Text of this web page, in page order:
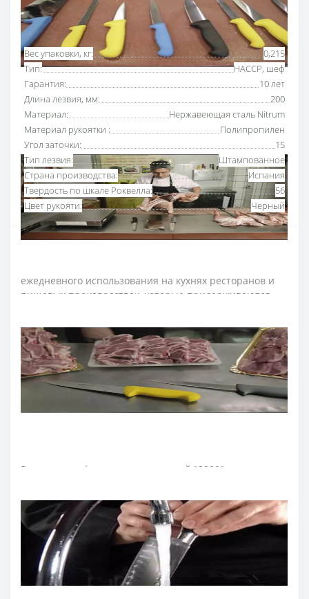
Основные характеристики Все характеристики
Вес упаковки, кг:
0,215
Тип:
HACCP, шеф
Гарантия:
10 лет
Длина лезвия, мм:
200
Материал:
Нержавеющая сталь Nitrum
Материал рукоятки :
Полипропилен
Угол заточки:
15
Тип лезвия:
Штампованное
Страна производства:
Испания
Твердость по шкале Роквелла:
56
Цвет рукояти:
Черный
ежедневного использования на кухнях ресторанов и
пищевых производствах, которые придерживаются
Лезвие поварского ножа изготовили из эксклюзивной
нержавеющей стали NITRUM, которая имеет
сверхвысокую режущую способность, повышенную
твердость и коррозиестойкость. В результате лезвие
поварского ножа долго не тупится, не ржавеет, поэтому
Рукоятка профессиональных ножей "2900" идеальна
эргономичной форме с утолщением посредине.
Комфортный захват рукоятки не перегружает кисть
руки в течение длительной работы. Рукоятку
изготовили из антискользящего полипропилена, он
устойчив к кислотам, хлору, моющим средствам и
высоким температурам. Выступ, размещенный на
конце рукоятки ножа серии «2900», предотвращает